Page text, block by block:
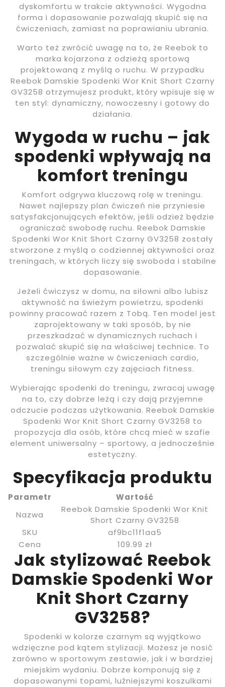
dyskomfortu w trakcie aktywności. Wygodna
forma i dopasowanie pozwalają skupić się na
ćwiczeniach, zamiast na poprawianiu ubrania.
Warto też zwrócić uwagę na to, że Reebok to
marka kojarzona z odzieżą sportową
projektowaną z myślą o ruchu. W przypadku
Reebok Damskie Spodenki Wor Knit Short Czarny
GV3258 otrzymujesz produkt, który wpisuje się w
ten styl: dynamiczny, nowoczesny i gotowy do
działania.
Wygoda w ruchu – jak
spodenki wpływają na
komfort treningu
Komfort odgrywa kluczową rolę w treningu.
Nawet najlepszy plan ćwiczeń nie przyniesie
satysfakcjonujących efektów, jeśli odzież będzie
ograniczać swobodę ruchu. Reebok Damskie
Spodenki Wor Knit Short Czarny GV3258 zostały
stworzone z myślą o codziennej aktywności oraz
treningach, w których liczy się swoboda i stabilne
dopasowanie.
Jeżeli ćwiczysz w domu, na siłowni albo lubisz
aktywność na świeżym powietrzu, spodenki
powinny pracować razem z Tobą. Ten model jest
zaprojektowany w taki sposób, by nie
przeszkadzać w dynamicznych ruchach i
pozwalać skupić się na właściwej technice. To
szczególnie ważne w ćwiczeniach cardio,
treningu siłowym czy zajęciach fitness.
Wybierając spodenki do treningu, zwracaj uwagę
na to, czy dobrze leżą i czy dają przyjemne
odczucie podczas użytkowania. Reebok Damskie
Spodenki Wor Knit Short Czarny GV3258 to
propozycja dla osób, które chcą mieć w szafie
element uniwersalny – sportowy, a jednocześnie
estetyczny.
Specyfikacja produktu
Parametr
Wartość
Nazwa
Reebok Damskie Spodenki Wor Knit
Short Czarny GV3258
SKU
af9bc11f1aa5
Cena
109.99 zł
Jak stylizować Reebok
Damskie Spodenki Wor
Knit Short Czarny
GV3258?
Spodenki w kolorze czarnym są wyjątkowo
wdzięczne pod kątem stylizacji. Możesz je nosić
zarówno w sportowym zestawie, jak i w bardziej
miejskim wydaniu. Dobrze komponują się z
dopasowanymi topami, luźniejszymi koszulkami